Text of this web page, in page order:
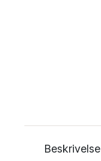
Beskrivelse